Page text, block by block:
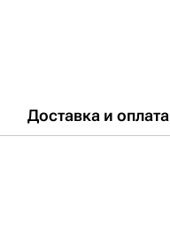
Доставка и оплата